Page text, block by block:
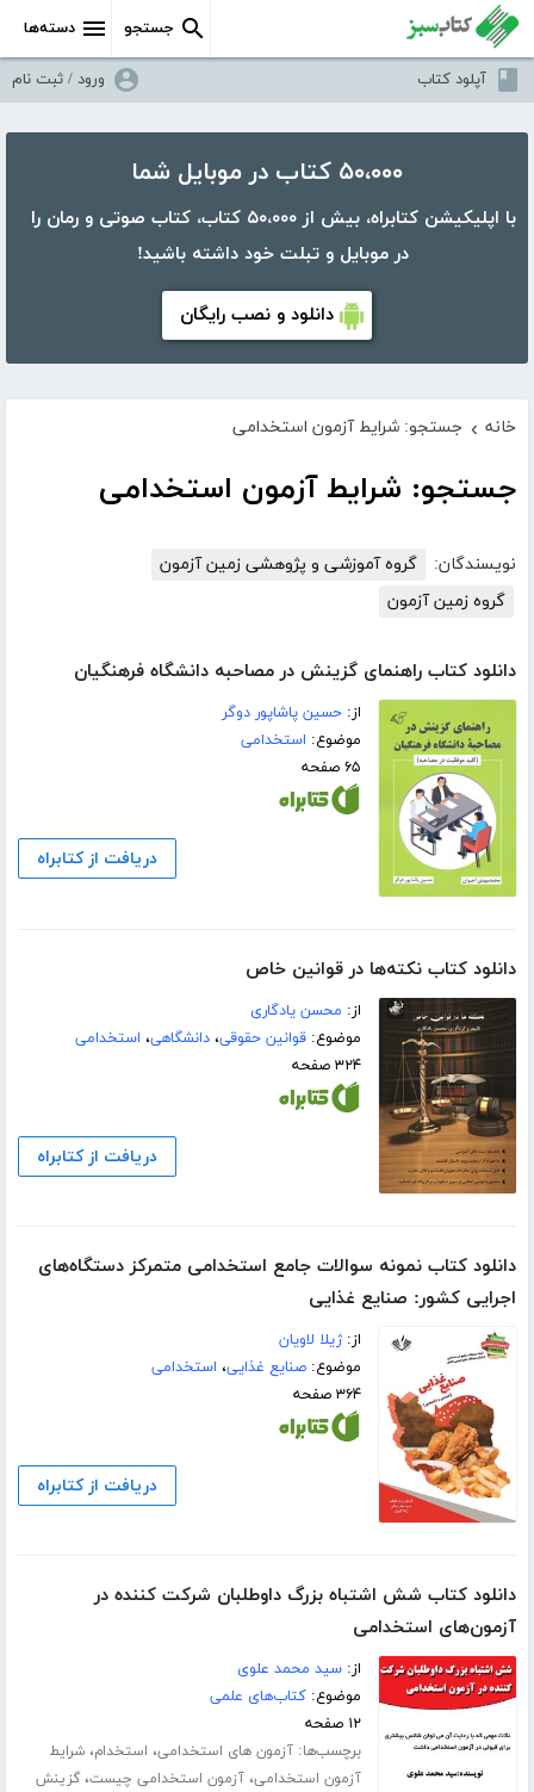
دسته‌ها جستجو
آپلود کتاب ورود / ثبت نام
۵۰،۰۰۰ کتاب در موبایل شما
با اپلیکیشن کتابراه، بیش از ۵۰،۰۰۰ کتاب، کتاب صوتی و رمان را
در موبایل و تبلت خود داشته باشید!
دانلود و نصب رایگان
خانه › جستجو: شرایط آزمون استخدامی
جستجو: شرایط آزمون استخدامی
نویسندگان:
گروه آموزشی و پژوهشی زمین آزمون
گروه زمین آزمون
دانلود کتاب راهنمای گزینش در مصاحبه دانشگاه فرهنگیان
از:حسین پاشاپور دوگر
موضوع: استخدامی
۶۵ صفحه
دریافت از کتابراه
دانلود کتاب نکته‌ها در قوانین خاص
از: محسن یادگاری
موضوع:قوانین حقوقی،دانشگاهی، استخدامی
۳۲۴ صفحه
دریافت از کتابراه
دانلود کتاب نمونه سوالات جامع استخدامی متمرکز دستگاه‌های
اجرایی کشور: صنایع غذایی
از:ژیلا لاویان
موضوع:صنایع غذایی، استخدامی
۳۶۴ صفحه
دریافت از کتابراه
دانلود کتاب شش اشتباه بزرگ داوطلبان شرکت کننده در
آزمون‌های استخدامی
از:سید محمد علوی
موضوع:کتاب‌های علمی
۱۲ صفحه
برچسب‌ها:آزمون های استخدامی، استخدام،شرایط
آزمون استخدامی،آزمون استخدامی چیست،گزینش